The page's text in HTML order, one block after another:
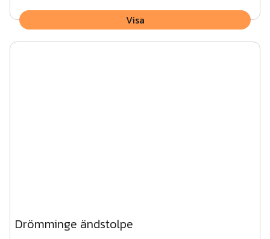
Visa
Drömminge ändstolpe